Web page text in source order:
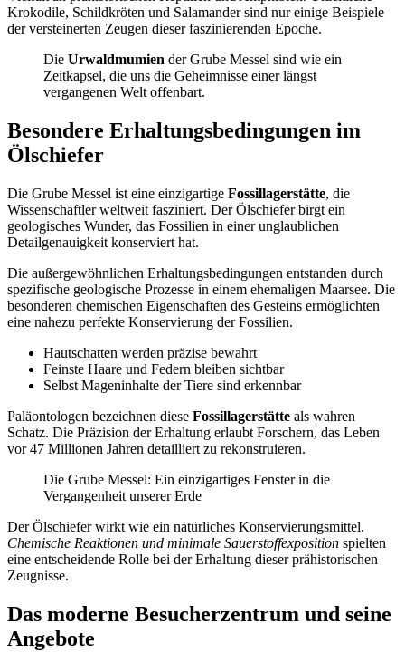
Krokodile, Schildkröten und Salamander sind nur einige Beispiele
der versteinerten Zeugen dieser faszinierenden Epoche.
Die Urwaldmumien der Grube Messel sind wie ein
Zeitkapsel, die uns die Geheimnisse einer längst
vergangenen Welt offenbart.
Besondere Erhaltungsbedingungen im
Ölschiefer
Die Grube Messel ist eine einzigartige Fossillagerstätte, die
Wissenschaftler weltweit fasziniert. Der Ölschiefer birgt ein
geologisches Wunder, das Fossilien in einer unglaublichen
Detailgenauigkeit konserviert hat.
Die außergewöhnlichen Erhaltungsbedingungen entstanden durch
spezifische geologische Prozesse in einem ehemaligen Maarsee. Die
besonderen chemischen Eigenschaften des Gesteins ermöglichten
eine nahezu perfekte Konservierung der Fossilien.
Hautschatten werden präzise bewahrt
Feinste Haare und Federn bleiben sichtbar
Selbst Mageninhalte der Tiere sind erkennbar
Paläontologen bezeichnen diese Fossillagerstätte als wahren
Schatz. Die Präzision der Erhaltung erlaubt Forschern, das Leben
vor 47 Millionen Jahren detailliert zu rekonstruieren.
Die Grube Messel: Ein einzigartiges Fenster in die
Vergangenheit unserer Erde
Der Ölschiefer wirkt wie ein natürliches Konservierungsmittel.
Chemische Reaktionen und minimale Sauerstoffexposition spielten
eine entscheidende Rolle bei der Erhaltung dieser prähistorischen
Zeugnisse.
Das moderne Besucherzentrum und seine
Angebote